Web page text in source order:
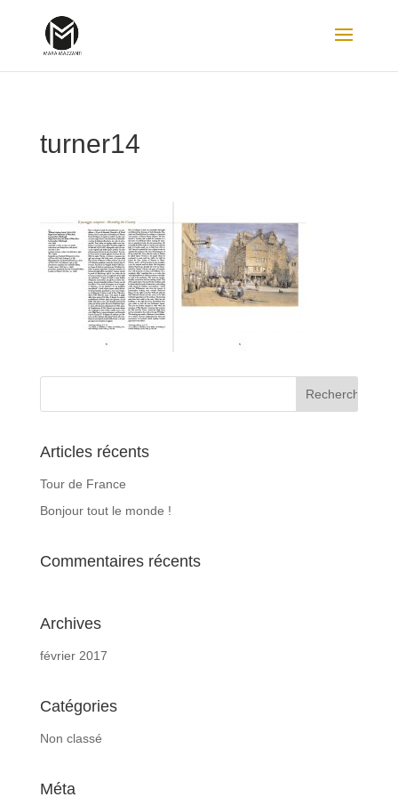
turner14
Articles récents
Tour de France
Bonjour tout le monde !
Commentaires récents
Archives
février 2017
Catégories
Non classé
Méta